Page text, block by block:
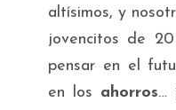
altísimos, y
jovencitos de 20
pensar en el
en los ahorros…